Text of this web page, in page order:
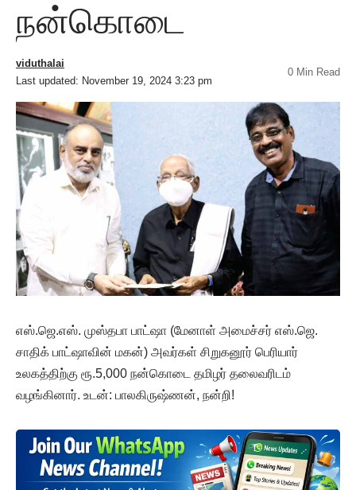
நன்கொடை
Last updated: November 19, 2024 3:23 pm
viduthalai
0 Min Read
எஸ்.ஜெ.எஸ். முஸ்தபா பாட்ஷா (மேனாள் அமைச்சர் எஸ்.ஜெ.
சாதிக் பாட்ஷாவின் மகன்) அவர்கள் சிறுகனூர் பெரியார்
உலகத்திற்கு ரூ.5,000 நன்கொடை தமிழர் தலைவரிடம்
வழங்கினார். உடன்: பாலகிருஷ்ணன், நன்றி!